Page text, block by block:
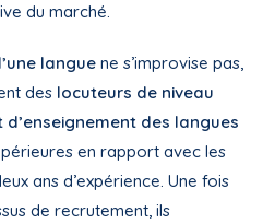
du marché.
langue ne s’improvise pas,
des locuteurs de niveau
des langues
en rapport avec les
ans d’expérience. Une fois
de recrutement, ils